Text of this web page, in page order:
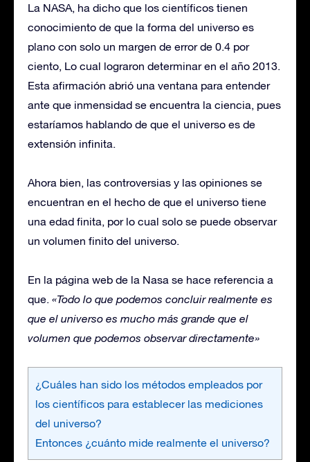
La NASA, ha dicho que los científicos tienen
conocimiento de que la forma del universo es
plano con solo un margen de error de 0.4 por
ciento, Lo cual lograron determinar en el año 2013.
Esta afirmación abrió una ventana para entender
ante que inmensidad se encuentra la ciencia, pues
estaríamos hablando de que el universo es de
extensión infinita.
Ahora bien, las controversias y las opiniones se
encuentran en el hecho de que el universo tiene
una edad finita, por lo cual solo se puede observar
un volumen finito del universo.
En la página web de la Nasa se hace referencia a
que. «Todo lo que podemos concluir realmente es
que el universo es mucho más grande que el
volumen que podemos observar directamente»
¿Cuáles han sido los métodos empleados por
los científicos para establecer las mediciones
del universo?
Entonces ¿cuánto mide realmente el universo?